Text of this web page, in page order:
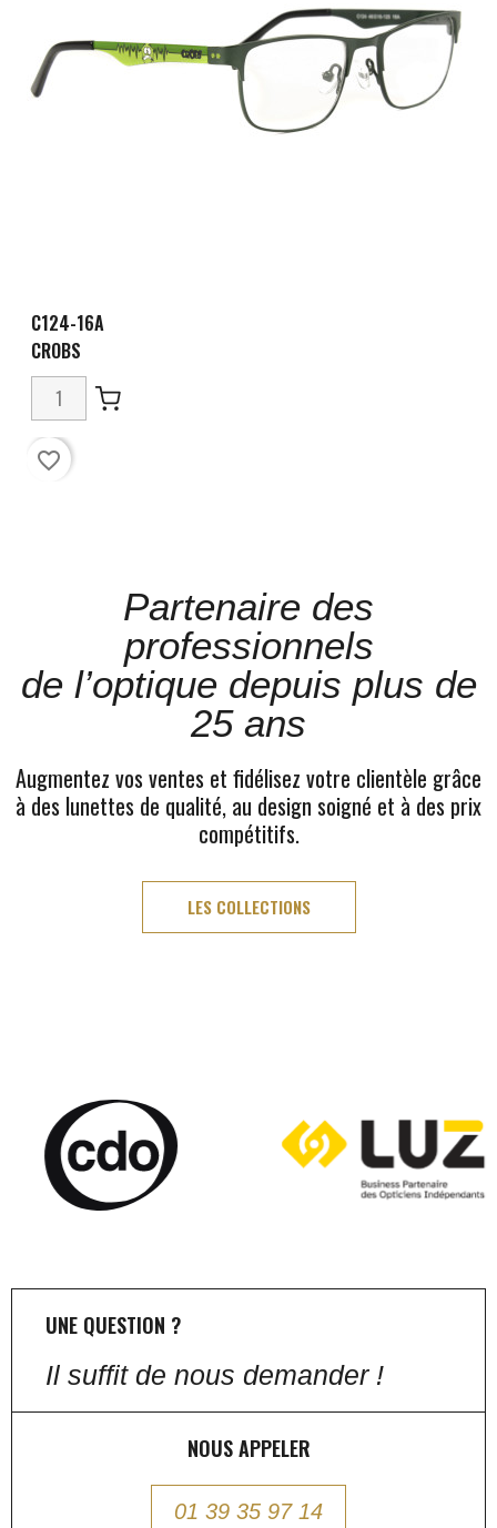
C124-16A
CROBS
favorite_border
Partenaire des
professionnels
de l’optique depuis plus de
25 ans
Augmentez vos ventes et fidélisez votre clientèle grâce
à des lunettes de qualité, au design soigné et à des prix
compétitifs.
LES COLLECTIONS
UNE QUESTION ?
Il suffit de nous demander !
NOUS APPELER
01 39 35 97 14